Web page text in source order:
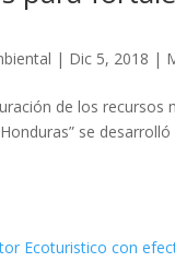
| Dic 5, 2018 |
de los
se